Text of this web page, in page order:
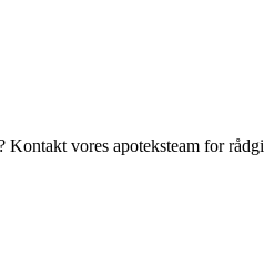
Kontakt vores apoteksteam for